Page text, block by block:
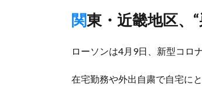
関東・近畿地区
ローソンは4月9日、新型コロ
在宅勤務や外出自粛で自宅に